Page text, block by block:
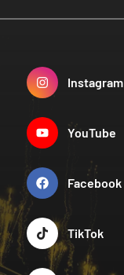
Instagram
YouTube
Facebook
TikTok